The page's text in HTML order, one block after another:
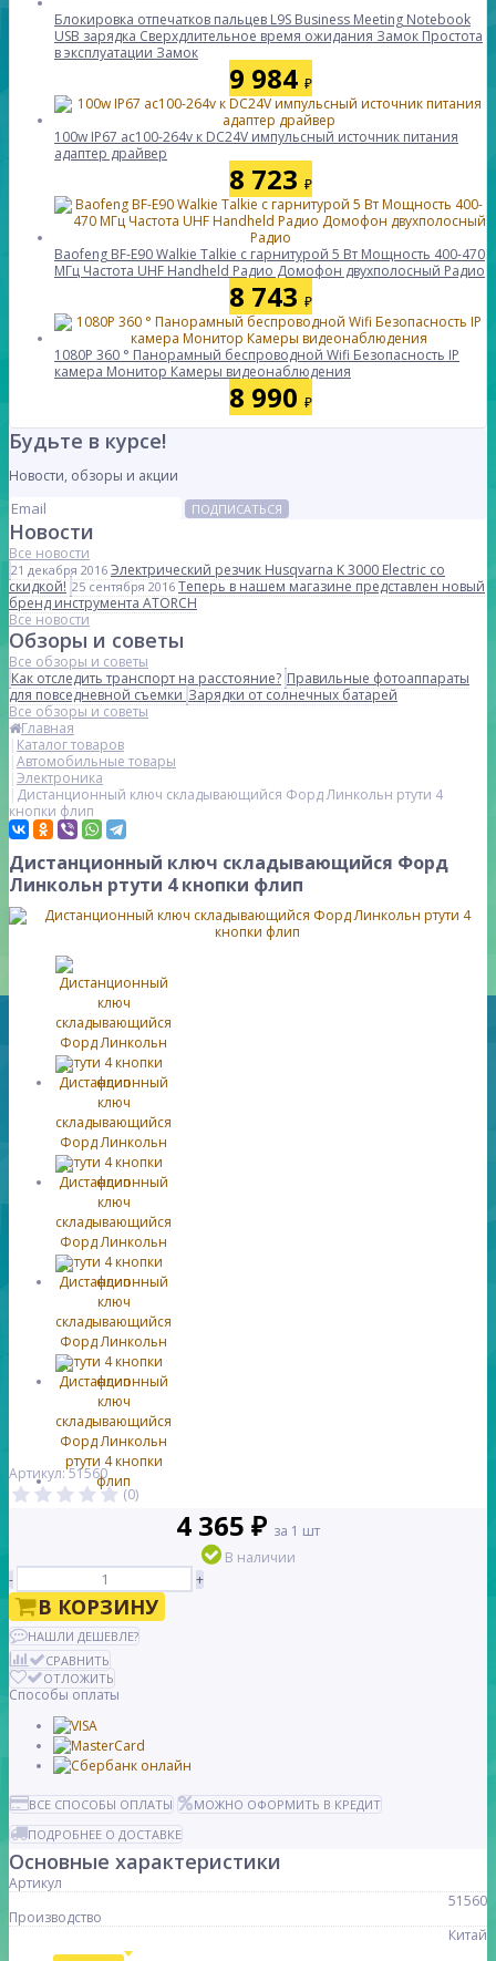
Блокировка отпечатков пальцев L9S Business Meeting Notebook
USB зарядка Сверхдлительное время ожидания Замок Простота
в эксплуатации Замок
9 984 ₽
100w IP67 ac100-264v к DC24V импульсный источник питания
адаптер драйвер
8 723 ₽
Baofeng BF-E90 Walkie Talkie с гарнитурой 5 Вт Мощность 400-470
МГц Частота UHF Handheld Радио Домофон двухполосный Радио
8 743 ₽
1080P 360 ° Панорамный беспроводной Wifi Безопасность IP
камера Монитор Камеры видеонаблюдения
8 990 ₽
Будьте в курсе!
Новости, обзоры и акции
ПОДПИСАТЬСЯ
Новости
Все новости
21 декабря 2016 Электрический резчик Husqvarna K 3000 Electric со
скидкой! 25 сентября 2016 Теперь в нашем магазине представлен новый
бренд инструмента ATORCH
Все новости
Обзоры и советы
Все обзоры и советы
Как отследить транспорт на расстояние? Правильные фотоаппараты
для повседневной съемкиЗарядки от солнечных батарей
Все обзоры и советы
Главная
Каталог товаров
Автомобильные товары
Электроника
Дистанционный ключ складывающийся Форд Линкольн ртути 4
кнопки флип
Дистанционный ключ складывающийся Форд
Линкольн ртути 4 кнопки флип
Артикул: 51560
(0)
4 365 ₽ за 1 шт
В наличии
-
+
В КОРЗИНУ
НАШЛИ ДЕШЕВЛЕ?
СРАВНИТЬ
ОТЛОЖИТЬ
Способы оплаты
ВСЕ СПОСОБЫ ОПЛАТЫ
МОЖНО ОФОРМИТЬ В КРЕДИТ
ПОДРОБНЕЕ О ДОСТАВКЕ
Основные характеристики
Артикул
51560
Производство
Китай